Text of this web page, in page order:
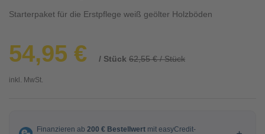
Starterpaket für die Erstpflege weiß geölter Holzböden
54,95 € / Stück 62,55 € / Stück
inkl. MwSt.